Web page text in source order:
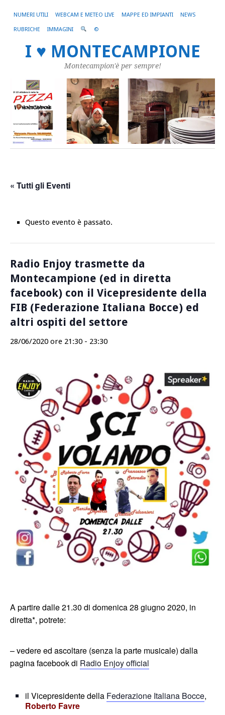
NUMERI UTILI WEBCAM E METEO LIVE MAPPE ED IMPIANTI NEWS
RUBRICHE IMMAGINI ©
I ♥ MONTECAMPIONE
Montecampion'è per sempre!
« Tutti gli Eventi
Questo evento è passato.
Radio Enjoy trasmette da
Montecampione (ed in diretta
facebook) con il Vicepresidente della
FIB (Federazione Italiana Bocce) ed
altri ospiti del settore
28/06/2020 ore 21:30 - 23:30
A partire dalle 21.30 di domenica 28 giugno 2020, in
diretta*, potrete:
– vedere ed ascoltare (senza la parte musicale) dalla
pagina facebook di Radio Enjoy official
il Vicepresidente della Federazione Italiana Bocce,
Roberto Favre